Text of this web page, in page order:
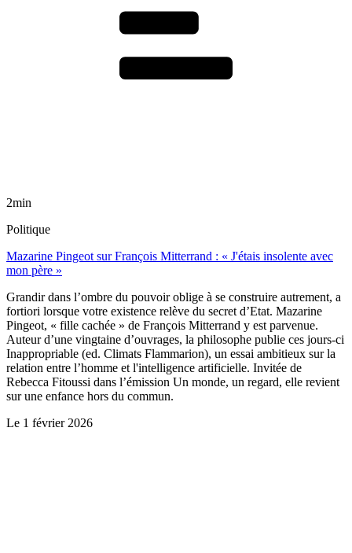
2min
Politique
Mazarine Pingeot sur François Mitterrand : « J'étais insolente avec
mon père »
Grandir dans l’ombre du pouvoir oblige à se construire autrement, a
fortiori lorsque votre existence relève du secret d’Etat. Mazarine
Pingeot, « fille cachée » de François Mitterrand y est parvenue.
Auteur d’une vingtaine d’ouvrages, la philosophe publie ces jours-ci
Inappropriable (ed. Climats Flammarion), un essai ambitieux sur la
relation entre l’homme et l'intelligence artificielle. Invitée de
Rebecca Fitoussi dans l’émission Un monde, un regard, elle revient
sur une enfance hors du commun.
Le 1 février 2026